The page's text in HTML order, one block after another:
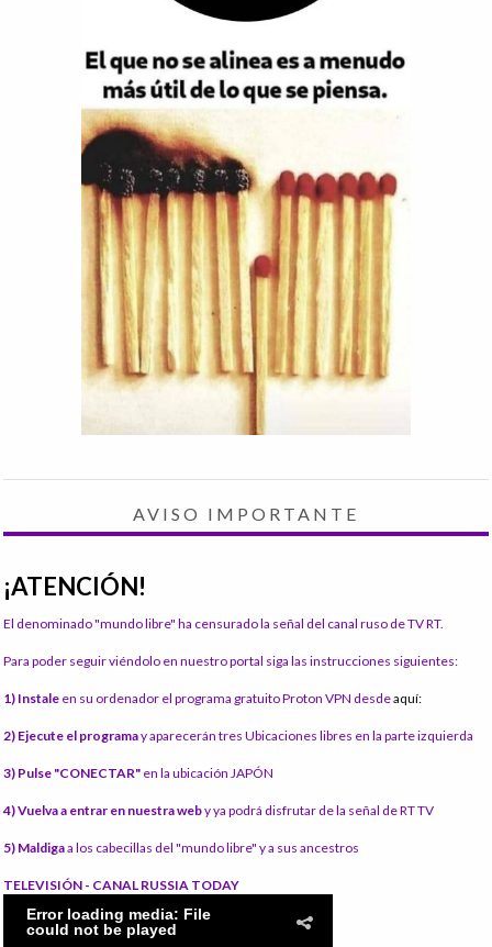
AVISO IMPORTANTE
¡ATENCIÓN!
El denominado "mundo libre" ha censurado la señal del canal ruso de TV RT.
Para poder seguir viéndolo en nuestro portal siga las instrucciones siguientes:
1) Instale en su ordenador el programa gratuito Proton VPN desdeaquí:
2) Ejecute el programay aparecerán tres Ubicaciones libres en la parte izquierda
3) Pulse "CONECTAR" en la ubicación JAPÓN
4) Vuelva a entrar en nuestra weby ya podrá disfrutar de la señal de RT TV
5) Maldigaa los cabecillas del "mundo libre" y a sus ancestros
TELEVISIÓN - CANAL RUSSIA TODAY